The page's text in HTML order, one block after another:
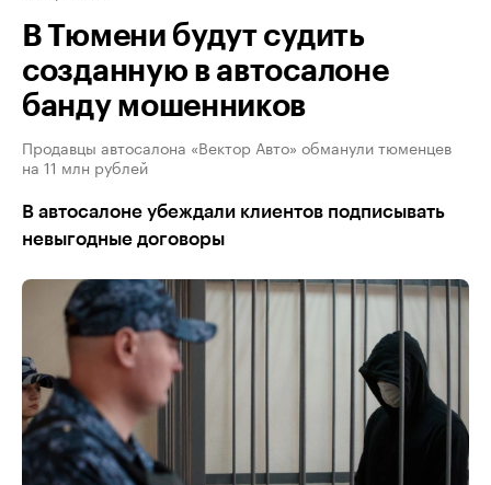
В Тюмени будут судить
созданную в автосалоне
банду мошенников
Продавцы автосалона «Вектор Авто» обманули тюменцев
на 11 млн рублей
В автосалоне убеждали клиентов подписывать
невыгодные договоры